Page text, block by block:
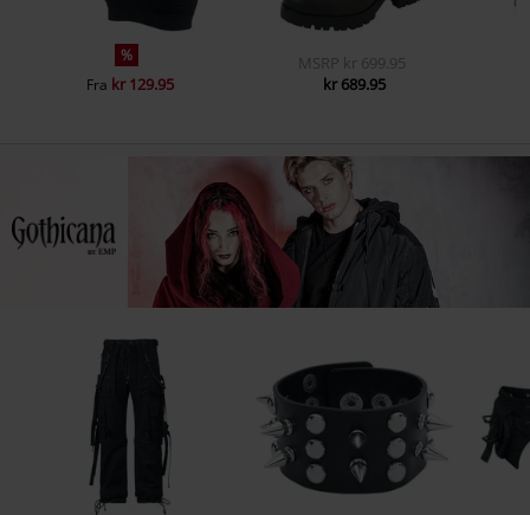
%
Fra kr 129.95
MSRP kr 699.95
kr 689.95